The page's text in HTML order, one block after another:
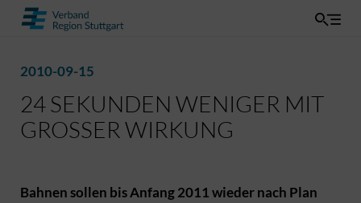
2010-09-15
24 SEKUNDEN WENIGER MIT
GROSSER WIRKUNG
Bahnen sollen bis Anfang 2011 wieder nach Plan